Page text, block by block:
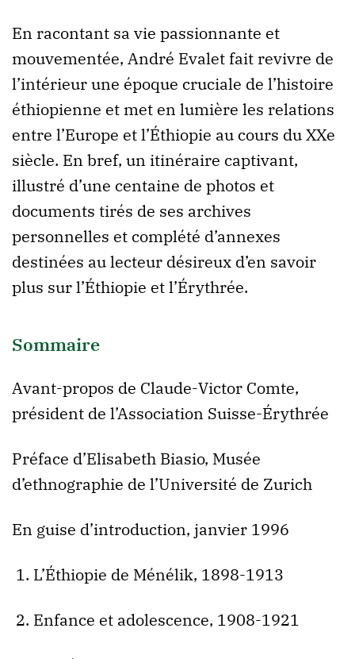
En racontant sa vie passionnante et
mouvementée, André Evalet fait revivre de
l’intérieur une époque cruciale de l’histoire
éthiopienne et met en lumière les relations
entre l’Europe et l’Éthiopie au cours du XXe
siècle. En bref, un itinéraire captivant,
illustré d’une centaine de photos et
documents tirés de ses archives
personnelles et complété d’annexes
destinées au lecteur désireux d’en savoir
plus sur l’Éthiopie et l’Érythrée.
Sommaire
Avant-propos de Claude-Victor Comte,
président de l’Association Suisse-Érythrée
Préface d’Elisabeth Biasio, Musée
d’ethnographie de l’Université de Zurich
En guise d’introduction, janvier 1996
1. L’Éthiopie de Ménélik, 1898-1913
2. Enfance et adolescence, 1908-1921